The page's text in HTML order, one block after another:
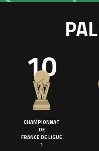
10
CHAMPIONNAT
DE
FRANCE DE LIGUE
1